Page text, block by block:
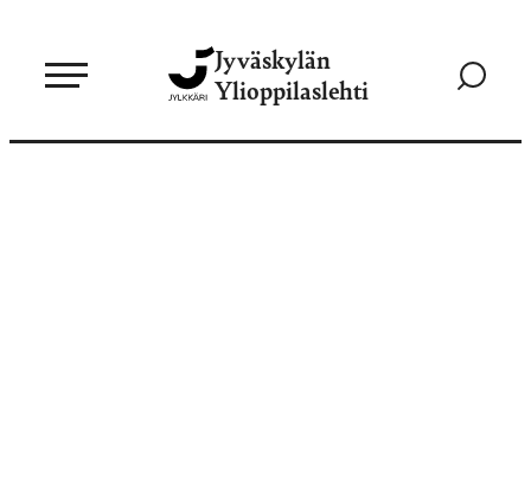
sisältöön
Jyväskylän
Ylioppilaslehti
Siirry